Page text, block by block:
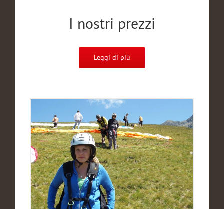
I nostri prezzi
Leggi di più